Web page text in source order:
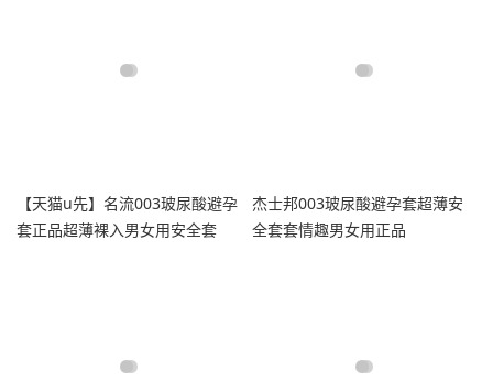
【天猫u先】名流003玻尿酸避孕
套正品超薄裸入男女用安全套
杰士邦003玻尿酸避孕套超薄安
全套套情趣男女用正品